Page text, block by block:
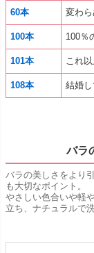
60本 変わ
100本 100％
101本 これ
108本 結婚
バラ
バラの美しさをより
も大切なポイント。
やさしい色合いや軽
立ち、ナチュラルで